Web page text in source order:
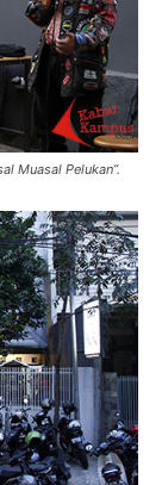
Muasal Pelukan”.